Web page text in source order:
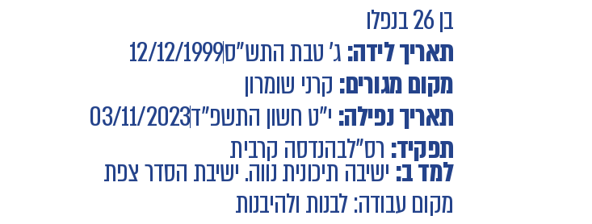
בן 26 בנפלו
תאריך לידה:ג' טבת התש"ס12/12/1999
מקום מגורים: קרני שומרון
תאריך נפילה: י"ט חשון התשפ"ד03/11/2023
תפקיד: רס"לבהנדסה קרבית
למד ב: ישיבה תיכונית נווה. ישיבת הסדר צפת
מקום עבודה: לבנות ולהיבנות